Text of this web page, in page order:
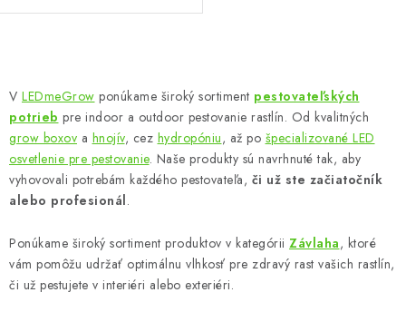
v
l
á
d
a
c
i
e
p
V LEDmeGrow ponúkame široký sortiment pestovateľských
potrieb pre indoor a outdoor pestovanie rastlín. Od kvalitných
grow boxov a hnojív, cez hydropóniu, až po špecializované LED
osvetlenie pre pestovanie. Naše produkty sú navrhnuté tak, aby
vyhovovali potrebám každého pestovateľa, či už ste začiatočník
alebo profesionál.
Ponúkame široký sortiment produktov v kategórii Závlaha, ktoré
vám pomôžu udržať optimálnu vlhkosť pre zdravý rast vašich rastlín,
či už pestujete v interiéri alebo exteriéri.